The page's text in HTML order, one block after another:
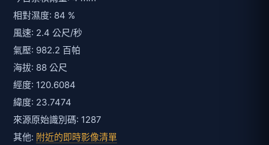
相對濕度: 84 %
風速: 2.4 公尺/秒
氣壓: 982.2 百帕
海拔: 88 公尺
經度: 120.6084
緯度: 23.7474
來源原始識別碼: 1287
其他: 附近的即時影像清單